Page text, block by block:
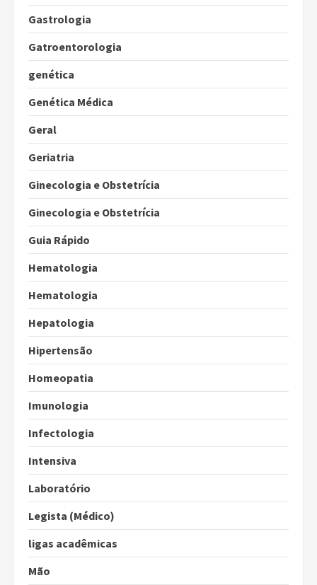
Gastrologia
Gatroentorologia
genética
Genética Médica
Geral
Geriatria
Ginecologia e Obstetrícia
Ginecologia e Obstetrícia
Guia Rápido
Hematologia
Hematologia
Hepatologia
Hipertensão
Homeopatia
Imunologia
Infectologia
Intensiva
Laboratório
Legista (Médico)
ligas acadêmicas
Mão